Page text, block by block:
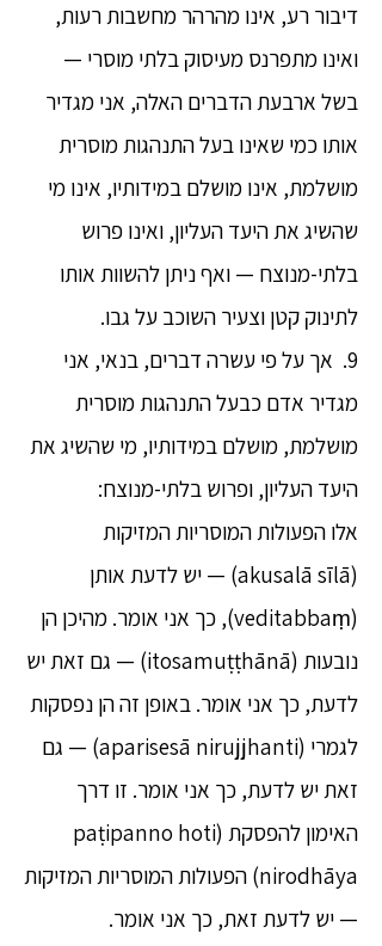
דיבור רע, אינו מהרהר מחשבות רעות,
ואינו מתפרנס מעיסוק בלתי מוסרי —
בשל ארבעת הדברים האלה, אני מגדיר
אותו כמי שאינו בעל התנהגות מוסרית
מושלמת, אינו מושלם במידותיו, אינו מי
שהשיג את היעד העליון, ואינו פרוש
בלתי-מנוצח — ואף ניתן להשוות אותו
לתינוק קטן וצעיר השוכב על גבו.
9. אך על פי עשרה דברים, בנאי, אני
מגדיר אדם כבעל התנהגות מוסרית
מושלמת, מושלם במידותיו, מי שהשיג את
היעד העליון, ופרוש בלתי-מנוצח:
אלו הפעולות המוסריות המזיקות
(akusalā sīlā) — יש לדעת אותן
(veditabbaṃ), כך אני אומר. מהיכן הן
נובעות (itosamuṭṭhānā) — גם זאת יש
לדעת, כך אני אומר. באופן זה הן נפסקות
לגמרי (aparisesā nirujjhanti) — גם
זאת יש לדעת, כך אני אומר. זו דרך
האימון להפסקת (paṭipanno hoti
nirodhāya) הפעולות המוסריות המזיקות
— יש לדעת זאת, כך אני אומר.